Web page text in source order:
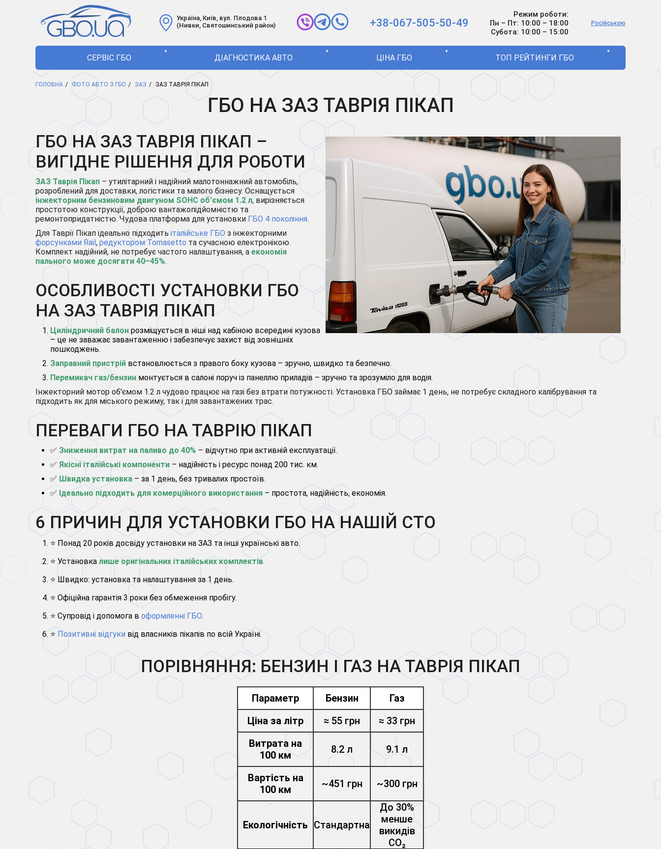
Україна, Київ, вул. Плодова 1
(Нивки, Святошинський район)
+38-067-505-50-49
Режим роботи:
Пн – Пт: 10:00 – 18:00
Субота: 10:00 – 15:00
Російською
СЕРВІС ГБО
▼
ДІАГНОСТИКА АВТО
▼
ЦІНА ГБО
▼
ТОП РЕЙТИНГИ ГБО
▼
ГОЛОВНА ФОТО АВТО З ГБО ЗАЗ ЗАЗ ТАВРІЯ ПІКАП
ГБО НА ЗАЗ ТАВРІЯ ПІКАП
ГБО НА ЗАЗ ТАВРІЯ ПІКАП –
ВИГІДНЕ РІШЕННЯ ДЛЯ РОБОТИ
ЗАЗ Таврія Пікап – утилітарний і надійний малотоннажний автомобіль,
розроблений для доставки, логістики та малого бізнесу. Оснащується
інжекторним бензиновим двигуном SOHC об'ємом 1.2 л, вирізняється
простотою конструкції, доброю вантажопідйомністю та
ремонтопридатністю. Чудова платформа для установки ГБО 4 покоління.
Для Таврії Пікап ідеально підходить італійське ГБО з інжекторними
форсунками Rail, редуктором Tomasetto та сучасною електронікою.
Комплект надійний, не потребує частого налаштування, а економія
пального може досягати 40–45%.
ОСОБЛИВОСТІ УСТАНОВКИ ГБО
НА ЗАЗ ТАВРІЯ ПІКАП
Циліндричний балон розміщується в ніші над кабіною всередині кузова
– це не заважає завантаженню і забезпечує захист від зовнішніх
пошкоджень.
Заправний пристрій встановлюється з правого боку кузова – зручно, швидко та безпечно.
Перемикач газ/бензин монтується в салоні поруч із панеллю приладів – зручно та зрозуміло для водія.
Інжекторний мотор об'ємом 1.2 л чудово працює на газі без втрати потужності. Установка ГБО займає 1 день, не потребує складного калібрування та
підходить як для міського режиму, так і для завантажених трас.
ПЕРЕВАГИ ГБО НА ТАВРІЮ ПІКАП
✅ Зниження витрат на паливо до 40% – відчутно при активній експлуатації.
✅ Якісні італійські компоненти – надійність і ресурс понад 200 тис. км.
✅ Швидка установка – за 1 день, без тривалих простоїв.
✅ Ідеально підходить для комерційного використання – простота, надійність, економія.
6 ПРИЧИН ДЛЯ УСТАНОВКИ ГБО НА НАШІЙ СТО
⭐ Понад 20 років досвіду установки на ЗАЗ та інші українські авто.
⭐ Установка лише оригінальних італійських комплектів.
⭐ Швидко: установка та налаштування за 1 день.
⭐ Офіційна гарантія 3 роки без обмеження пробігу.
⭐ Супровід і допомога в оформленні ГБО.
⭐ Позитивні відгуки від власників пікапів по всій Україні.
ПОРІВНЯННЯ: БЕНЗИН І ГАЗ НА ТАВРІЯ ПІКАП
Параметр Бензин
Газ
Ціна за літр
≈ 55 грн
≈ 33 грн
Витрата на
100 км
8.2 л 9.1 л
Вартість на
100 км
~451 грн ~300 грн
Екологічність Стандартна
До 30%
менше
викидів
CO₂